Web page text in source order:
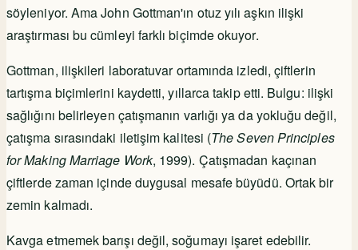
söyleniyor. Ama John Gottman'ın otuz yılı aşkın ilişki
araştırması bu cümleyi farklı biçimde okuyor.
Gottman, ilişkileri laboratuvar ortamında izledi, çiftlerin
tartışma biçimlerini kaydetti, yıllarca takip etti. Bulgu: ilişki
sağlığını belirleyen çatışmanın varlığı ya da yokluğu değil,
çatışma sırasındaki iletişim kalitesi (The Seven Principles
for Making Marriage Work, 1999). Çatışmadan kaçınan
çiftlerde zaman içinde duygusal mesafe büyüdü. Ortak bir
zemin kalmadı.
Kavga etmemek barışı değil, soğumayı işaret edebilir.